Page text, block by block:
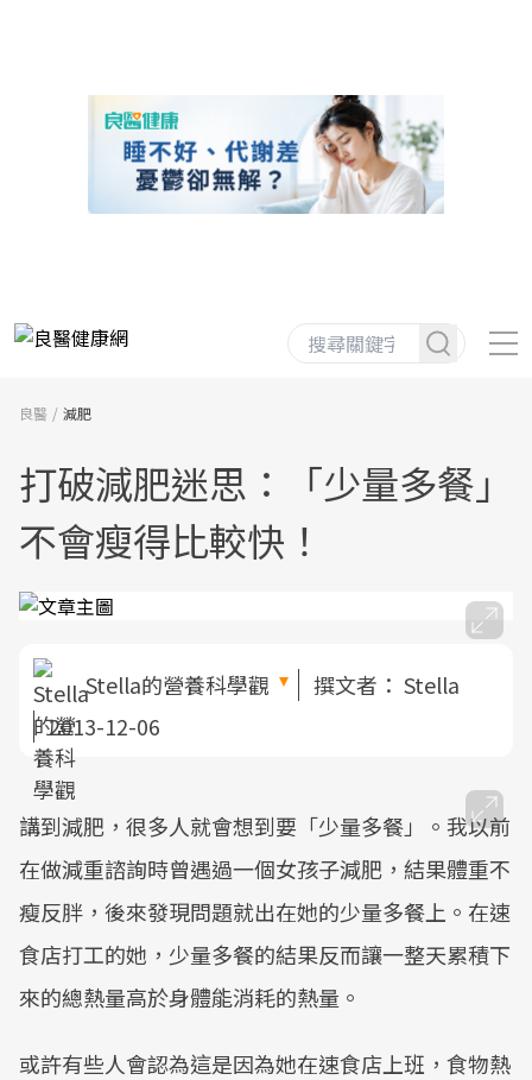
良醫 減肥
打破減肥迷思：「少量多餐」
不會瘦得比較快！
Stella的營養科學觀 撰文者： Stella
2013-12-06
講到減肥，很多人就會想到要「少量多餐」。我以前
在做減重諮詢時曾遇過一個女孩子減肥，結果體重不
瘦反胖，後來發現問題就出在她的少量多餐上。在速
食店打工的她，少量多餐的結果反而讓一整天累積下
來的總熱量高於身體能消耗的熱量。
或許有些人會認為這是因為她在速食店上班，食物熱